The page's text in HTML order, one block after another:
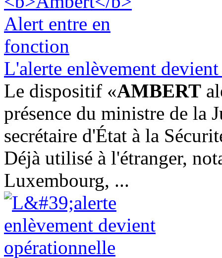
L'alerte enlèvement
Le dispositif «AMBERT
présence du ministre de la
secrétaire d'État à la
Déjà utilisé à l'étranger,
Luxembourg, ...